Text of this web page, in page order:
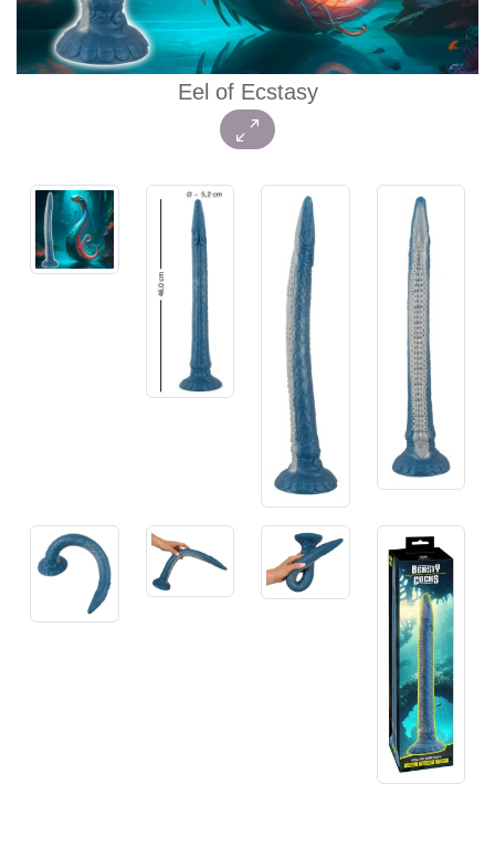
Eel of Ecstasy